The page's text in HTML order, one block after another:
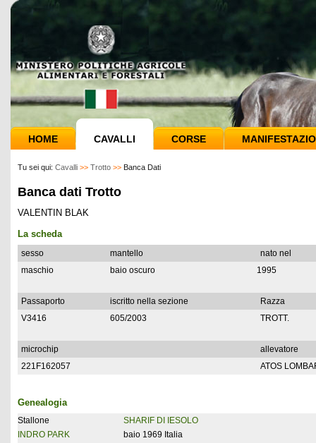
HOME CAVALLI CORSE
Tu sei qui: Cavalli >> Trotto >> Banca Dati
Banca dati Trotto
VALENTIN BLAK
La scheda
sesso mantello
nato nel
maschio
baio oscuro 1995
Passaporto iscritto nella sezione
Razza
V3416
605/2003 TROTT.
microchip
allevatore
221F162057
ATOS
Genealogia
Stallone
INDRO PARK
SHARIF DI IESOLO
baio 1969 Italia